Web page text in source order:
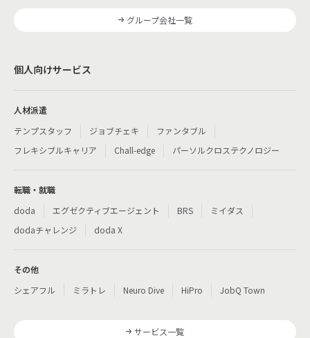
グループ会社一覧
個人向けサービス
人材派遣
テンプスタッフ
ジョブチェキ
ファンタブル
フレキシブルキャリア
Chall-edge パーソルクロステクノロジー
転職・就職
doda
エグゼクティブエージェント BRS
ミイダス
dodaチャレンジ
doda X
その他
シェアフル
ミラトレ Neuro Dive HiPro JobQ Town
サービス一覧